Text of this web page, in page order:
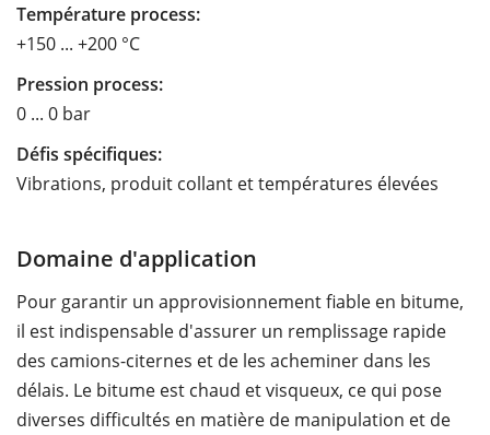
Température process:
+150 ... +200 °C
Pression process:
0 ... 0 bar
Défis spécifiques:
Vibrations, produit collant et températures élevées
Domaine d'application
Pour garantir un approvisionnement fiable en bitume,
il est indispensable d'assurer un remplissage rapide
des camions-citernes et de les acheminer dans les
délais. Le bitume est chaud et visqueux, ce qui pose
diverses difficultés en matière de manipulation et de